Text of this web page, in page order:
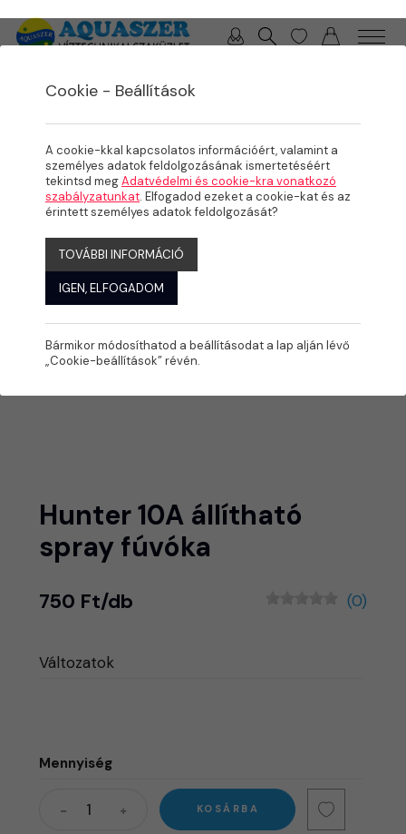
Hunter 10A állítható
spray fúvóka
750 Ft/db (0)
Változatok
Mennyiség
KOSÁRBA
Cookie - Beállítások
A cookie-kkal kapcsolatos információért, valamint a
személyes adatok feldolgozásának ismertetéséért
tekintsd megAdatvédelmi és cookie-kra vonatkozó
szabályzatunkat. Elfogadod ezeket a cookie-kat és az
érintett személyes adatok feldolgozását?
TOVÁBBI INFORMÁCIÓ
IGEN, ELFOGADOM
Bármikor módosíthatod a beállításodat a lap alján lévő
„Cookie-beállítások” révén.